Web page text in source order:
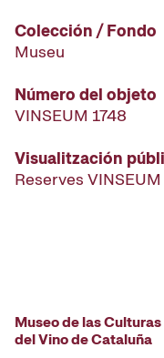
Colección / Fondo
Museu
Número del objeto
VINSEUM 1748
Visualitzación
Reserves VINSEUM
Museo de las Culturas
del Vino de Cataluña